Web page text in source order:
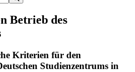
Betrieb des
Kriterien für den
Studienzentrums in